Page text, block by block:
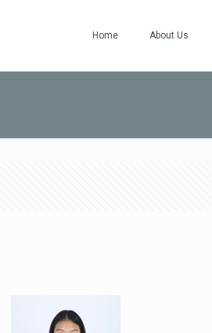
Home About Us